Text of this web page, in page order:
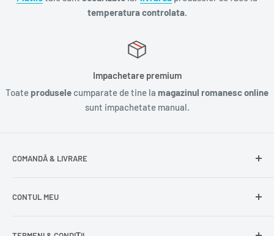
temperatura controlata.
Impachetare premium
Toate produsele cumparate de tine la magazinul romanesc online
sunt impachetate manual.
COMANDĂ & LIVRARE
Livrare gratuită
CONTUL MEU